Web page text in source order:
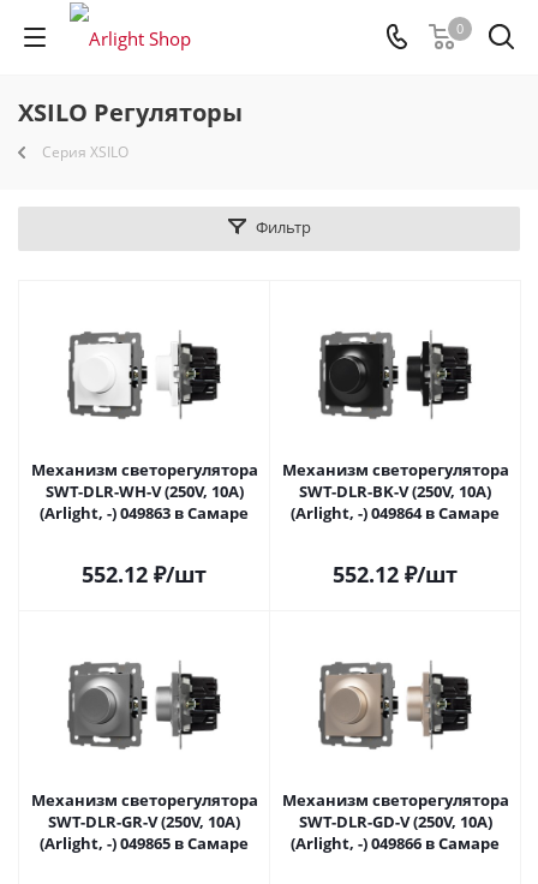
0
XSILO Регуляторы
Серия XSILO
Фильтр
Механизм светорегулятора
SWT-DLR-WH-V (250V, 10A)
(Arlight, -) 049863 в Самаре
552.12 ₽/шт
Механизм светорегулятора
SWT-DLR-BK-V (250V, 10A)
(Arlight, -) 049864 в Самаре
552.12 ₽/шт
Механизм светорегулятора
SWT-DLR-GR-V (250V, 10A)
(Arlight, -) 049865 в Самаре
Механизм светорегулятора
SWT-DLR-GD-V (250V, 10A)
(Arlight, -) 049866 в Самаре